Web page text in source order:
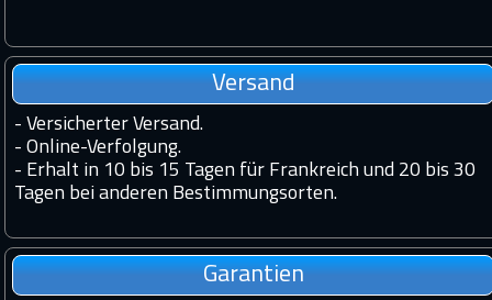
Versand
- Versicherter Versand.
- Online-Verfolgung.
- Erhalt in 10 bis 15 Tagen für Frankreich und 20 bis 30
Tagen bei anderen Bestimmungsorten.
Garantien